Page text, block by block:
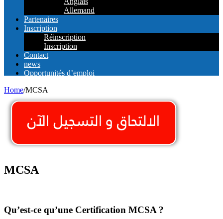
Allemand
Partenaires
Inscription
Réinscription
Inscription
Contact
news
Opportunités d’emploi
Home/MCSA
MCSA
Qu’est-ce qu’une Certification MCSA ?